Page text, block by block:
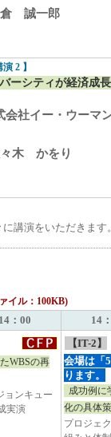
誠一郎
2 】
ーシティが経済成
会社イー・ウー
かをり
講演をいただきます
イル：100KB)
：00 14
WBSの再
ョンキュー
実演
【IT-2】
会場は「
ります。
成功例に
化の具体策
プロジェ